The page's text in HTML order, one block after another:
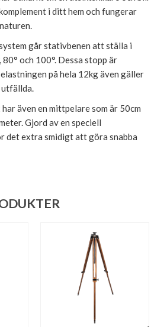
i ditt hem och fungerar
går stativbenen att ställa i
80° och 100°. Dessa stopp är
på hela 12kg även gäller
utfällda.
även en mittpelare som är 50cm
Gjord av en speciell
det extra smidigt att göra snabba